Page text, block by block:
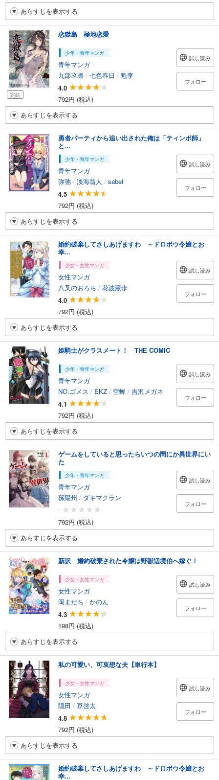
あらすじを表示する
完結
恋獄島 極地恋愛
少年・青年マンガ
青年マンガ
九部玖凛 / 七色春日 / 魁李
4.0
792円 (税込)
試し読み
フォロー
あらすじを表示する
勇者パーティから追い出された俺は「ティンポ師」
と...
少年・青年マンガ
青年マンガ
弥弛 / 淡海翁人 / sabet
4.5
792円 (税込)
試し読み
フォロー
あらすじを表示する
婚約破棄してさしあげますわ ～ドロボウ令嬢とお
幸...
少女・女性マンガ
女性マンガ
八叉のおろち / 花波薫歩
4.0
792円 (税込)
試し読み
フォロー
あらすじを表示する
姫騎士がクラスメート！ THE COMIC
少年・青年マンガ
青年マンガ
NO.ゴメス / EKZ / 空蝉 / 吉沢メガネ
4.1
792円 (税込)
試し読み
フォロー
あらすじを表示する
ゲームをしていると思ったらいつの間にか異世界にい
た
少年・青年マンガ
青年マンガ
孫陽州 / ダキマクラン
-
792円 (税込)
試し読み
フォロー
あらすじを表示する
新訳 婚約破棄された令嬢は野獣辺境伯へ嫁ぐ！
少女・女性マンガ
女性マンガ
岡まだち / かのん
4.3
198円 (税込)
試し読み
フォロー
あらすじを表示する
私の可愛い、可哀想な夫【単行本】
少女・女性マンガ
女性マンガ
隠田 / 豆啓太
4.8
792円 (税込)
試し読み
フォロー
あらすじを表示する
婚約破棄してさしあげますわ ～ドロボウ令嬢とお
幸...